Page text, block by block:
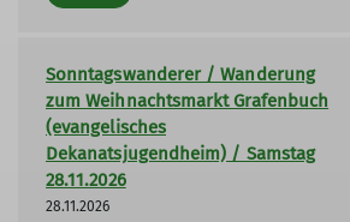
Sonntagswanderer / Wanderung
zum Weihnachtsmarkt Grafenbuch
(evangelisches
Dekanatsjugendheim) / Samstag
28.11.2026
28.11.2026